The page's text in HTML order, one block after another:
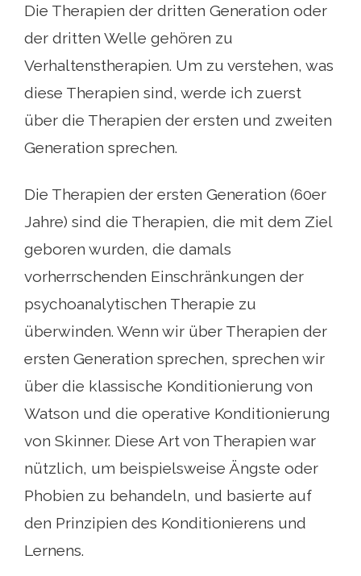
Die Therapien der dritten Generation oder
der dritten Welle gehören zu
Verhaltenstherapien. Um zu verstehen, was
diese Therapien sind, werde ich zuerst
über die Therapien der ersten und zweiten
Generation sprechen.
Die Therapien der ersten Generation (60er
Jahre) sind die Therapien, die mit dem Ziel
geboren wurden, die damals
vorherrschenden Einschränkungen der
psychoanalytischen Therapie zu
überwinden. Wenn wir über Therapien der
ersten Generation sprechen, sprechen wir
über die klassische Konditionierung von
Watson und die operative Konditionierung
von Skinner. Diese Art von Therapien war
nützlich, um beispielsweise Ängste oder
Phobien zu behandeln, und basierte auf
den Prinzipien des Konditionierens und
Lernens.